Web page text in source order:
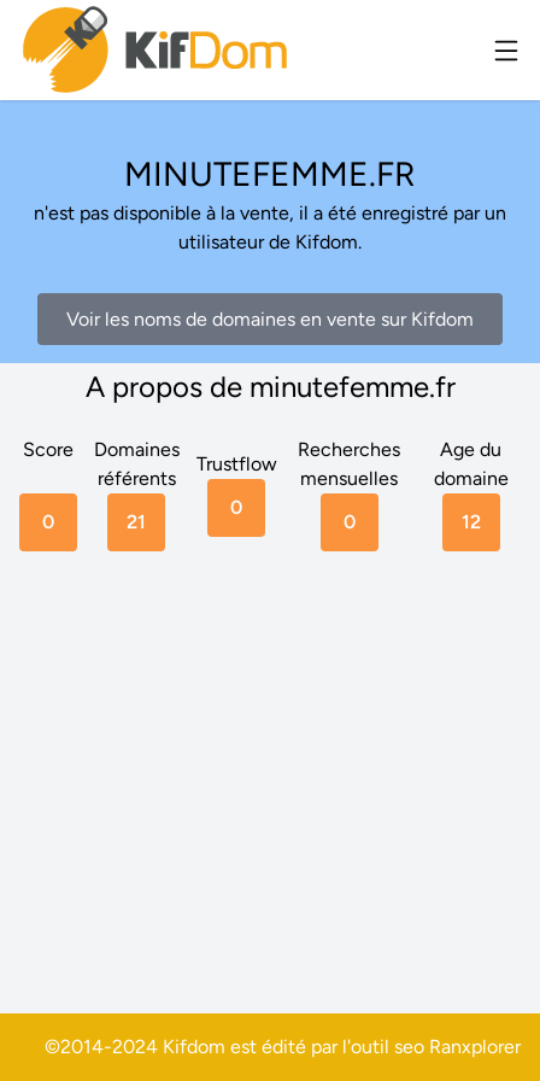
MINUTEFEMME.FR
n'est pas disponible à la vente, il a été enregistré par un
utilisateur de Kifdom.
Voir les noms de domaines en vente sur Kifdom
A propos de minutefemme.fr
Score
0
Domaines
référents
21
Trustflow
0
Recherches
mensuelles
0
Age du
domaine
12
©2014-2024 Kifdom est édité par l'outil seo Ranxplorer